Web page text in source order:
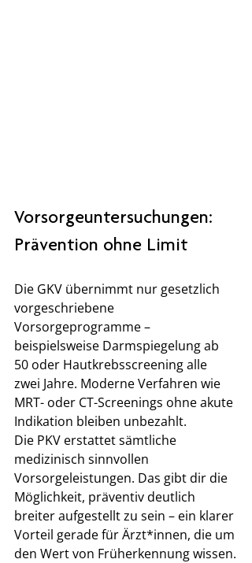
Vorsorgeuntersuchungen:
Prävention ohne Limit
Die GKV übernimmt nur gesetzlich
vorgeschriebene
Vorsorgeprogramme –
beispielsweise Darmspiegelung ab
50 oder Hautkrebsscreening alle
zwei Jahre. Moderne Verfahren wie
MRT- oder CT-Screenings ohne akute
Indikation bleiben unbezahlt.
Die PKV erstattet sämtliche
medizinisch sinnvollen
Vorsorgeleistungen. Das gibt dir die
Möglichkeit, präventiv deutlich
breiter aufgestellt zu sein – ein klarer
Vorteil gerade für Ärzt*innen, die um
den Wert von Früherkennung wissen.